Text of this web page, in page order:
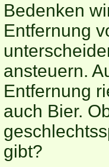
Bedenken
Entfernung
ansteuern.
Entfernung
auch Bier.
gibt?